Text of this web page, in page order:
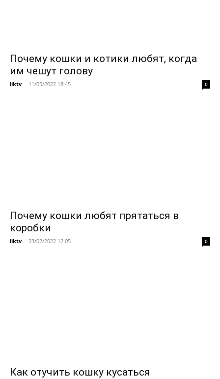
Почему кошки и котики любят, когда
им чешут голову
liktv - 11/05/2022 18:45 0
Почему кошки любят прятаться в
коробки
liktv - 23/02/2022 12:05 0
Как отучить кошку кусаться